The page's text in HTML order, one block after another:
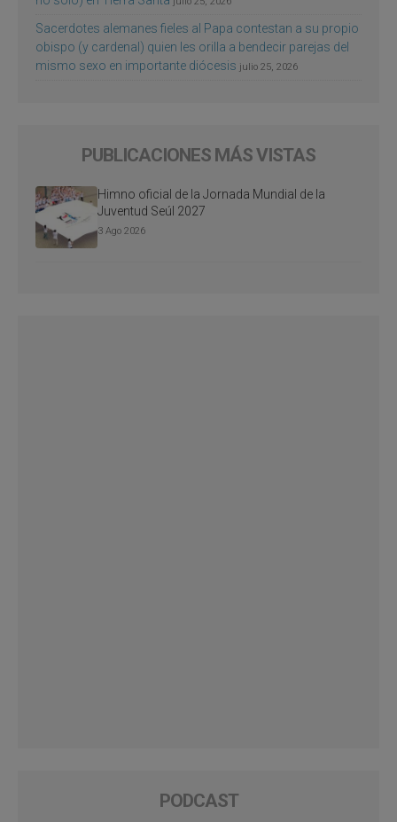
Sacerdotes alemanes fieles al Papa contestan a su propio
obispo (y cardenal) quien les orilla a bendecir parejas del
mismo sexo en importante diócesis julio 25, 2026
PUBLICACIONES MÁS VISTAS
Himno oficial de la Jornada Mundial de la
Juventud Seúl 2027
3 Ago 2026
PODCAST